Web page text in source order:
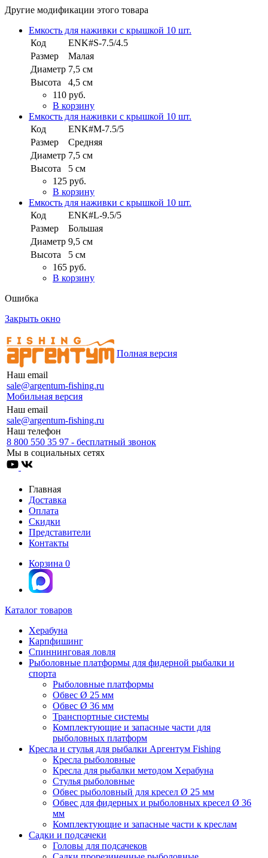
Другие модификации этого товара
Емкость для наживки с крышкой 10 шт.
Код
ENK#S-7.5/4.5
Размер
Малая
Диаметр 7,5 см
Высота
4,5 см
110 руб.
В корзину
Емкость для наживки с крышкой 10 шт.
Код
ENK#M-7.5/5
Размер
Средняя
Диаметр 7,5 см
Высота
5 см
125 руб.
В корзину
Емкость для наживки с крышкой 10 шт.
Код
ENK#L-9.5/5
Размер
Большая
Диаметр 9,5 см
Высота
5 см
165 руб.
В корзину
Ошибка
Закрыть окно
Наш email
sale@argentum-fishing.ru
Мобильная версия
Полная версия
Наш email
sale@argentum-fishing.ru
Наш телефон
8 800 550 35 97 - бесплатный звонок
Мы в социальных сетях
Главная
Доставка
Оплата
Скидки
Представители
Контакты
Корзина 0
Каталог товаров
Херабуна
Карпфишинг
Спиннинговая ловля
Рыболовные платформы для фидерной рыбалки и
спорта
Рыболовные платформы
Обвес Ø 25 мм
Обвес Ø 36 мм
Транспортные системы
Комплектующие и запасные части для
рыболовных платформ
Кресла и стулья для рыбалки Аргентум Fishing
Кресла рыболовные
Кресла для рыбалки методом Херабуна
Стулья рыболовные
Обвес рыболовный для кресел Ø 25 мм
Обвес для фидерных и рыболовных кресел Ø 36
мм
Комплектующие и запасные части к креслам
Садки и подсачеки
Головы для подсачеков